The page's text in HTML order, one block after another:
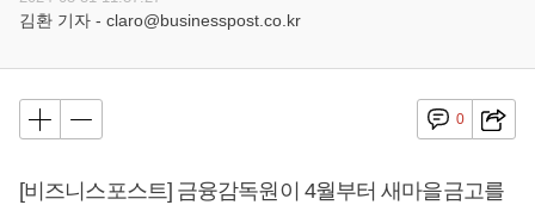
김환 기자 - claro@businesspost.co.kr
0
[비즈니스포스트] 금융감독원이 4월부터 새마을금고를